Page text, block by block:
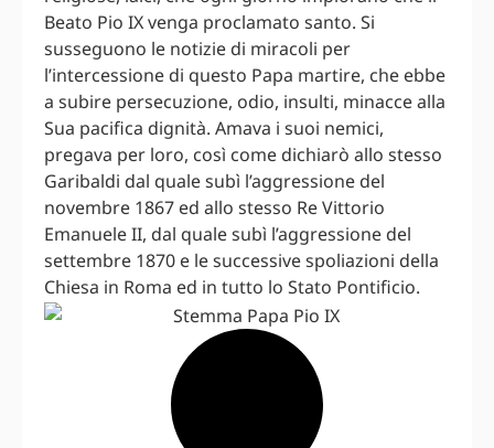
Beato Pio IX venga proclamato santo. Si
susseguono le notizie di miracoli per
l’intercessione di questo Papa martire, che ebbe
a subire persecuzione, odio, insulti, minacce alla
Sua pacifica dignità. Amava i suoi nemici,
pregava per loro, così come dichiarò allo stesso
Garibaldi dal quale subì l’aggressione del
novembre 1867 ed allo stesso Re Vittorio
Emanuele II, dal quale subì l’aggressione del
settembre 1870 e le successive spoliazioni della
Chiesa in Roma ed in tutto lo Stato Pontificio.